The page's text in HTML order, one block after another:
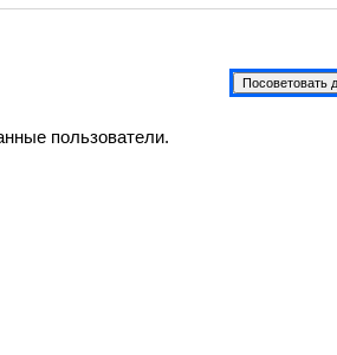
пользователи.